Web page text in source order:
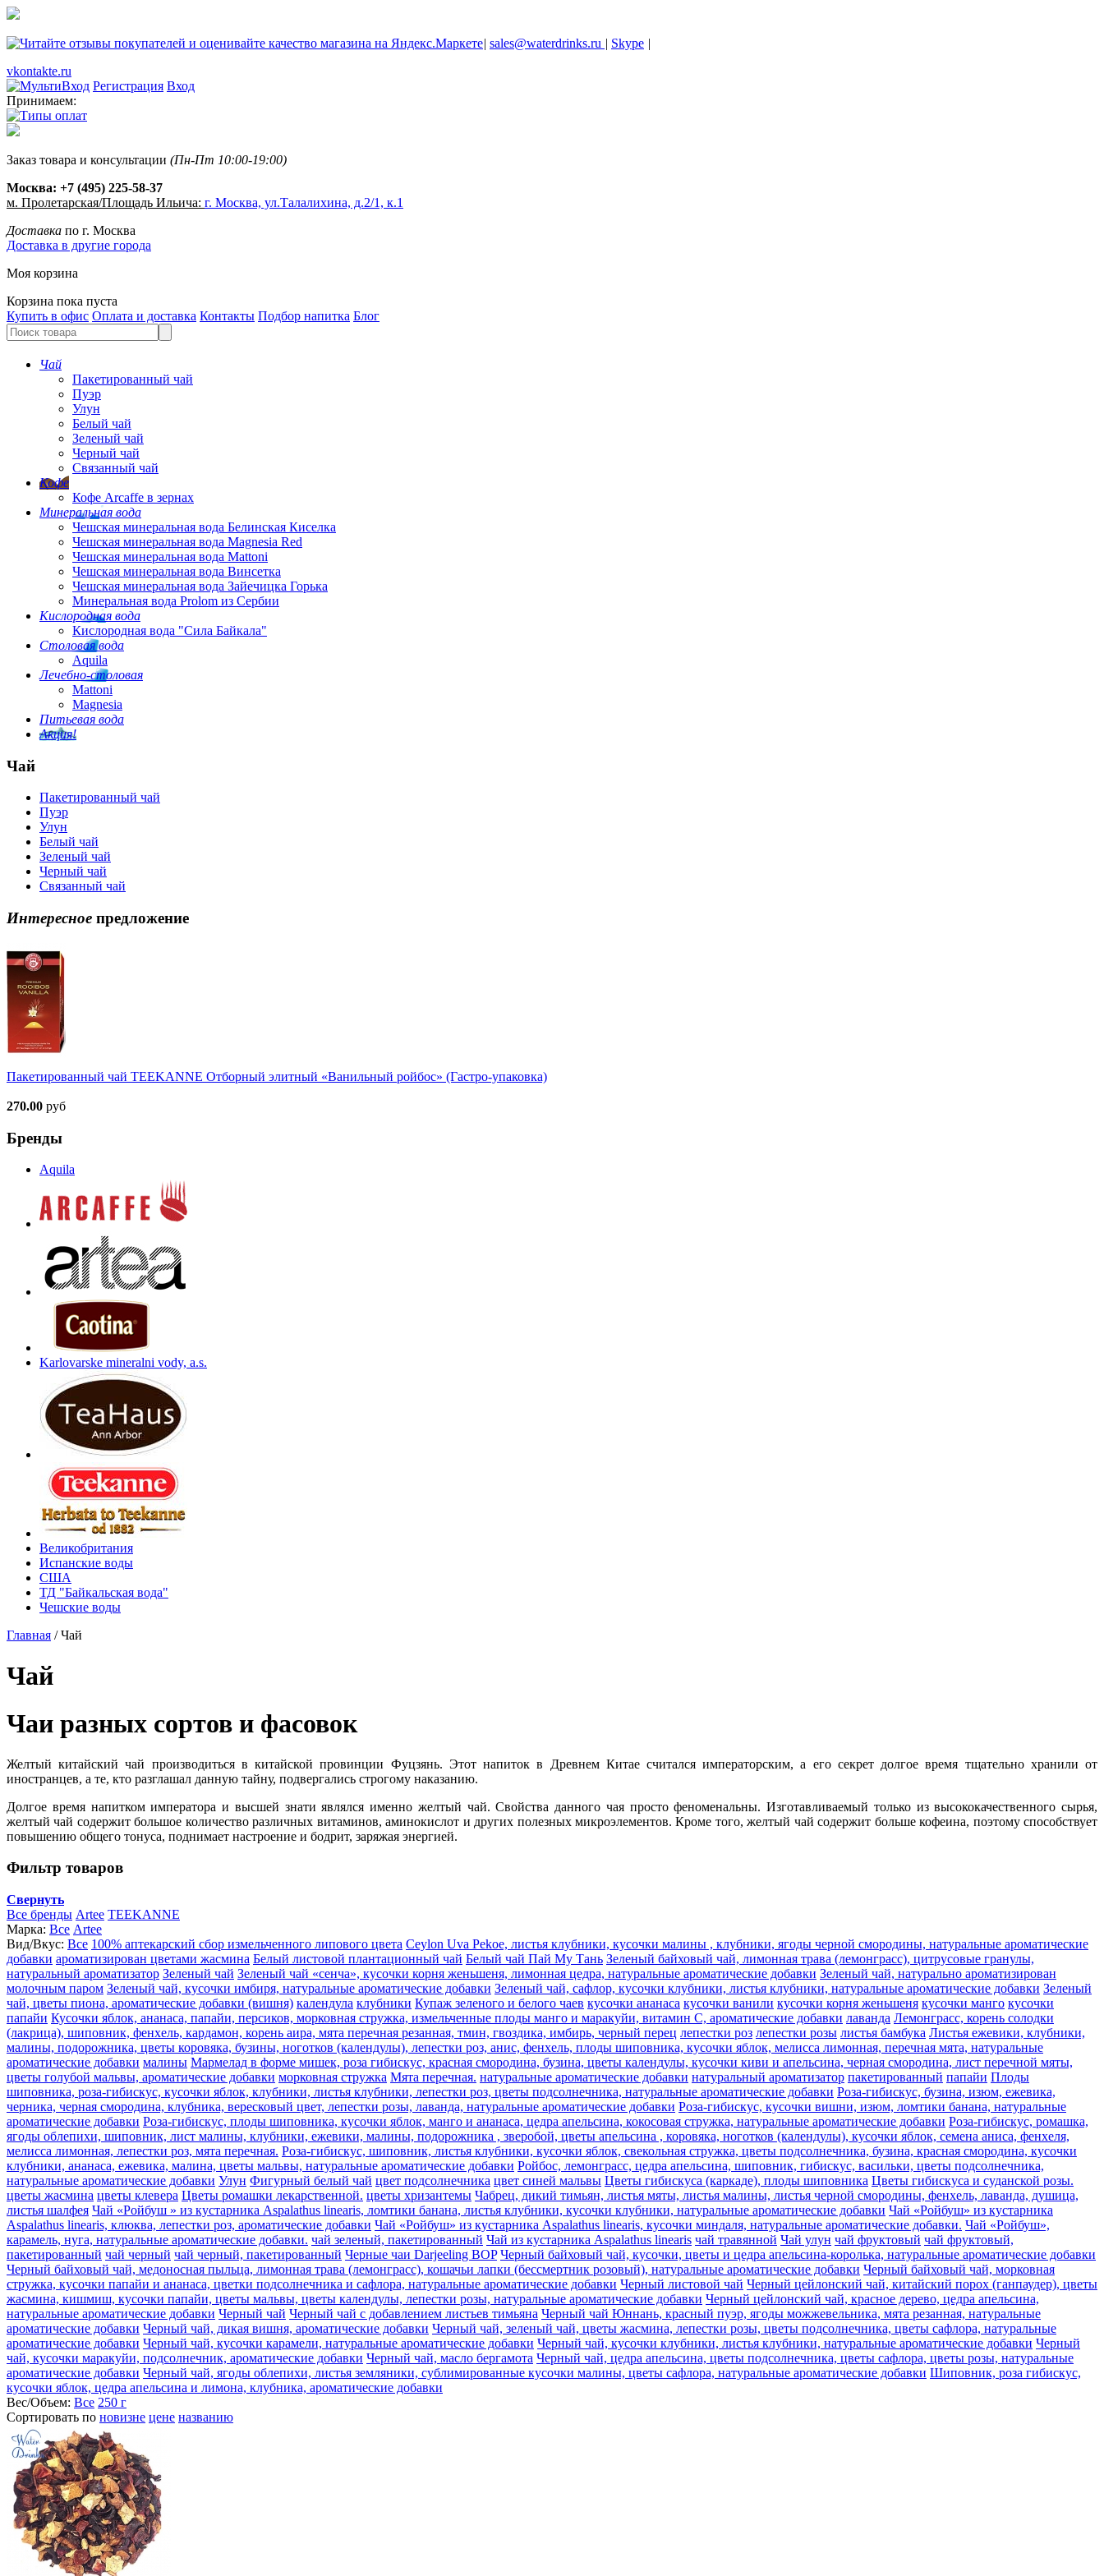
| sales@waterdrinks.ru | Skype |
vkontakte.ru
Регистрация Вход
Принимаем:
Заказ товара и консультации (Пн-Пт 10:00-19:00)
Москва: +7 (495) 225-58-37
м. Пролетарская/Площадь Ильича: г. Москва, ул.Талалихина, д.2/1, к.1
Доставка по г. Москва
Доставка в другие города
Моя корзина
Корзина пока пуста
Купить в офис Оплата и доставка Контакты Подбор напитка Блог
Чай
Пакетированный чай
Пуэр
Улун
Белый чай
Зеленый чай
Черный чай
Связанный чай
Кофе
Кофе Arcaffe в зернах
Минеральная вода
Чешская минеральная вода Белинская Киселка
Чешская минеральная вода Magnesia Red
Чешская минеральная вода Mattoni
Чешская минеральная вода Винсетка
Чешская минеральная вода Зайечицка Горька
Минеральная вода Prolom из Сербии
Кислородная вода
Кислородная вода "Сила Байкала"
Столовая вода
Aquila
Лечебно-столовая
Mattoni
Magnesia
Питьевая вода
Акция!
Чай
Пакетированный чай
Пуэр
Улун
Белый чай
Зеленый чай
Черный чай
Связанный чай
Интересное предложение
Пакетированный чай TEEKANNE Отборный элитный «Ванильный ройбос» (Гастро-упаковка)
270.00 руб
Бренды
Aquila
Karlovarske mineralni vody, a.s.
Великобритания
Испанские воды
США
ТД "Байкальская вода"
Чешские воды
Главная /Чай
Чай
Чаи разных сортов и фасовок
Желтый китайский чай производиться в китайской провинции Фуцзянь. Этот напиток в Древнем Китае считался императорским, а его секрет долгое время тщательно хранили от
иностранцев, а те, кто разглашал данную тайну, подвергались строгому наказанию.
Долгое время напитком императора и высшей знати являлся именно желтый чай. Свойства данного чая просто феноменальны. Изготавливаемый только из высококачественного сырья,
желтый чай содержит большое количество различных витаминов, аминокислот и других полезных микроэлементов. Кроме того, желтый чай содержит больше кофеина, поэтому способствует
повышению общего тонуса, поднимает настроение и бодрит, заряжая энергией.
Фильтр товаров
Свернуть
Все бренды Artee TEEKANNE
Марка: Все Artee
Вид/Вкус: Все 100% аптекарский сбор измельченного липового цвета Ceylon Uva Pekoe, листья клубники, кусочки малины , клубники, ягоды черной смородины, натуральные ароматические
добавки ароматизирован цветами жасмина Белый листовой плантационный чай Белый чай Пай Му Тань Зеленый байховый чай, лимонная трава (лемонграсс), цитрусовые гранулы,
натуральный ароматизатор Зеленый чай Зеленый чай «сенча», кусочки корня женьшеня, лимонная цедра, натуральные ароматические добавки Зеленый чай, натурально ароматизирован
молочным паром Зеленый чай, кусочки имбиря, натуральные ароматические добавки Зеленый чай, сафлор, кусочки клубники, листья клубники, натуральные ароматические добавки Зеленый
чай, цветы пиона, ароматические добавки (вишня) календула клубники Купаж зеленого и белого чаев кусочки ананаса кусочки ванили кусочки корня женьшеня кусочки манго кусочки
папайи Кусочки яблок, ананаса, папайи, персиков, морковная стружка, измельченные плоды манго и маракуйи, витамин С, ароматические добавки лаванда Лемонграсс, корень солодки
(лакрица), шиповник, фенхель, кардамон, корень аира, мята перечная резанная, тмин, гвоздика, имбирь, черный перец лепестки роз лепестки розы листья бамбука Листья ежевики, клубники,
малины, подорожника, цветы коровяка, бузины, ноготков (календулы), лепестки роз, анис, фенхель, плоды шиповника, кусочки яблок, мелисса лимонная, перечная мята, натуральные
ароматические добавки малины Мармелад в форме мишек, роза гибискус, красная смородина, бузина, цветы календулы, кусочки киви и апельсина, черная смородина, лист перечной мяты,
цветы голубой мальвы, ароматические добавки морковная стружка Мята перечная. натуральные ароматические добавки натуральный ароматизатор пакетированный папайи Плоды
шиповника, роза-гибискус, кусочки яблок, клубники, листья клубники, лепестки роз, цветы подсолнечника, натуральные ароматические добавки Роза-гибискус, бузина, изюм, ежевика,
черника, черная смородина, клубника, вересковый цвет, лепестки розы, лаванда, натуральные ароматические добавки Роза-гибискус, кусочки вишни, изюм, ломтики банана, натуральные
ароматические добавки Роза-гибискус, плоды шиповника, кусочки яблок, манго и ананаса, цедра апельсина, кокосовая стружка, натуральные ароматические добавки Роза-гибискус, ромашка,
ягоды облепихи, шиповник, лист малины, клубники, ежевики, малины, подорожника , зверобой, цветы апельсина , коровяка, ноготков (календулы), кусочки яблок, семена аниса, фенхеля,
мелисса лимонная, лепестки роз, мята перечная. Роза-гибискус, шиповник, листья клубники, кусочки яблок, свекольная стружка, цветы подсолнечника, бузина, красная смородина, кусочки
клубники, ананаса, ежевика, малина, цветы мальвы, натуральные ароматические добавки Ройбос, лемонграсc, цедра апельсина, шиповник, гибискус, васильки, цветы подсолнечника,
натуральные ароматические добавки Улун Фигурный белый чай цвет подсолнечника цвет синей мальвы Цветы гибискуса (каркаде), плоды шиповника Цветы гибискуса и суданской розы.
цветы жасмина цветы клевера Цветы ромашки лекарственной. цветы хризантемы Чабрец, дикий тимьян, листья мяты, листья малины, листья черной смородины, фенхель, лаванда, душица,
листья шалфея Чай «Ройбуш » из кустарника Aspalathus linearis, ломтики банана, листья клубники, кусочки клубники, натуральные ароматические добавки Чай «Ройбуш» из кустарника
Aspalathus linearis, клюква, лепестки роз, ароматические добавки Чай «Ройбуш» из кустарника Aspalathus linearis, кусочки миндаля, натуральные ароматические добавки. Чай «Ройбуш»,
карамель, нуга, натуральные ароматические добавки. чай зеленый, пакетированный Чай из кустарника Aspalathus linearis чай травянной Чай улун чай фруктовый чай фруктовый,
пакетированный чай черный чай черный, пакетированный Черные чаи Darjeeling BOP Черный байховый чай, кусочки, цветы и цедра апельсина-королька, натуральные ароматические добавки
Черный байховый чай, медоносная пыльца, лимонная трава (лемонграсс), кошачьи лапки (бессмертник розовый), натуральные ароматические добавки Черный байховый чай, морковная
стружка, кусочки папайи и ананаса, цветки подсолнечника и сафлора, натуральные ароматические добавки Черный листовой чай Черный цейлонский чай, китайский порох (ганпаудер), цветы
жасмина, кишмиш, кусочки папайи, цветы мальвы, цветы календулы, лепестки розы, натуральные ароматические добавки Черный цейлонский чай, красное дерево, цедра апельсина,
натуральные ароматические добавки Черный чай Черный чай с добавлением листьев тимьяна Черный чай Юннань, красный пуэр, ягоды можжевельника, мята резанная, натуральные
ароматические добавки Черный чай, дикая вишня, ароматические добавки Черный чай, зеленый чай, цветы жасмина, лепестки розы, цветы подсолнечника, цветы сафлора, натуральные
ароматические добавки Черный чай, кусочки карамели, натуральные ароматические добавки Черный чай, кусочки клубники, листья клубники, натуральные ароматические добавки Черный
чай, кусочки маракуйи, подсолнечник, ароматические добавки Черный чай, масло бергамота Черный чай, цедра апельсина, цветы подсолнечника, цветы сафлора, цветы розы, натуральные
ароматические добавки Черный чай, ягоды облепихи, листья земляники, сублимированные кусочки малины, цветы сафлора, натуральные ароматические добавки Шиповник, роза гибискус,
кусочки яблок, цедра апельсина и лимона, клубника, ароматические добавки
Вес/Объем: Все 250 г
Сортировать по новизне цене названию